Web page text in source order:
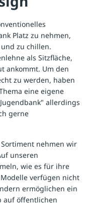
Platz zu nehmen,
zu chillen.
als Sitzfläche,
ankommt. Um den
zu werden, haben
eine eigene
allerdings
gerne
nehmen wir
unseren
wie es für ihre
verfügen nicht
ermöglichen ein
auf öffentlichen